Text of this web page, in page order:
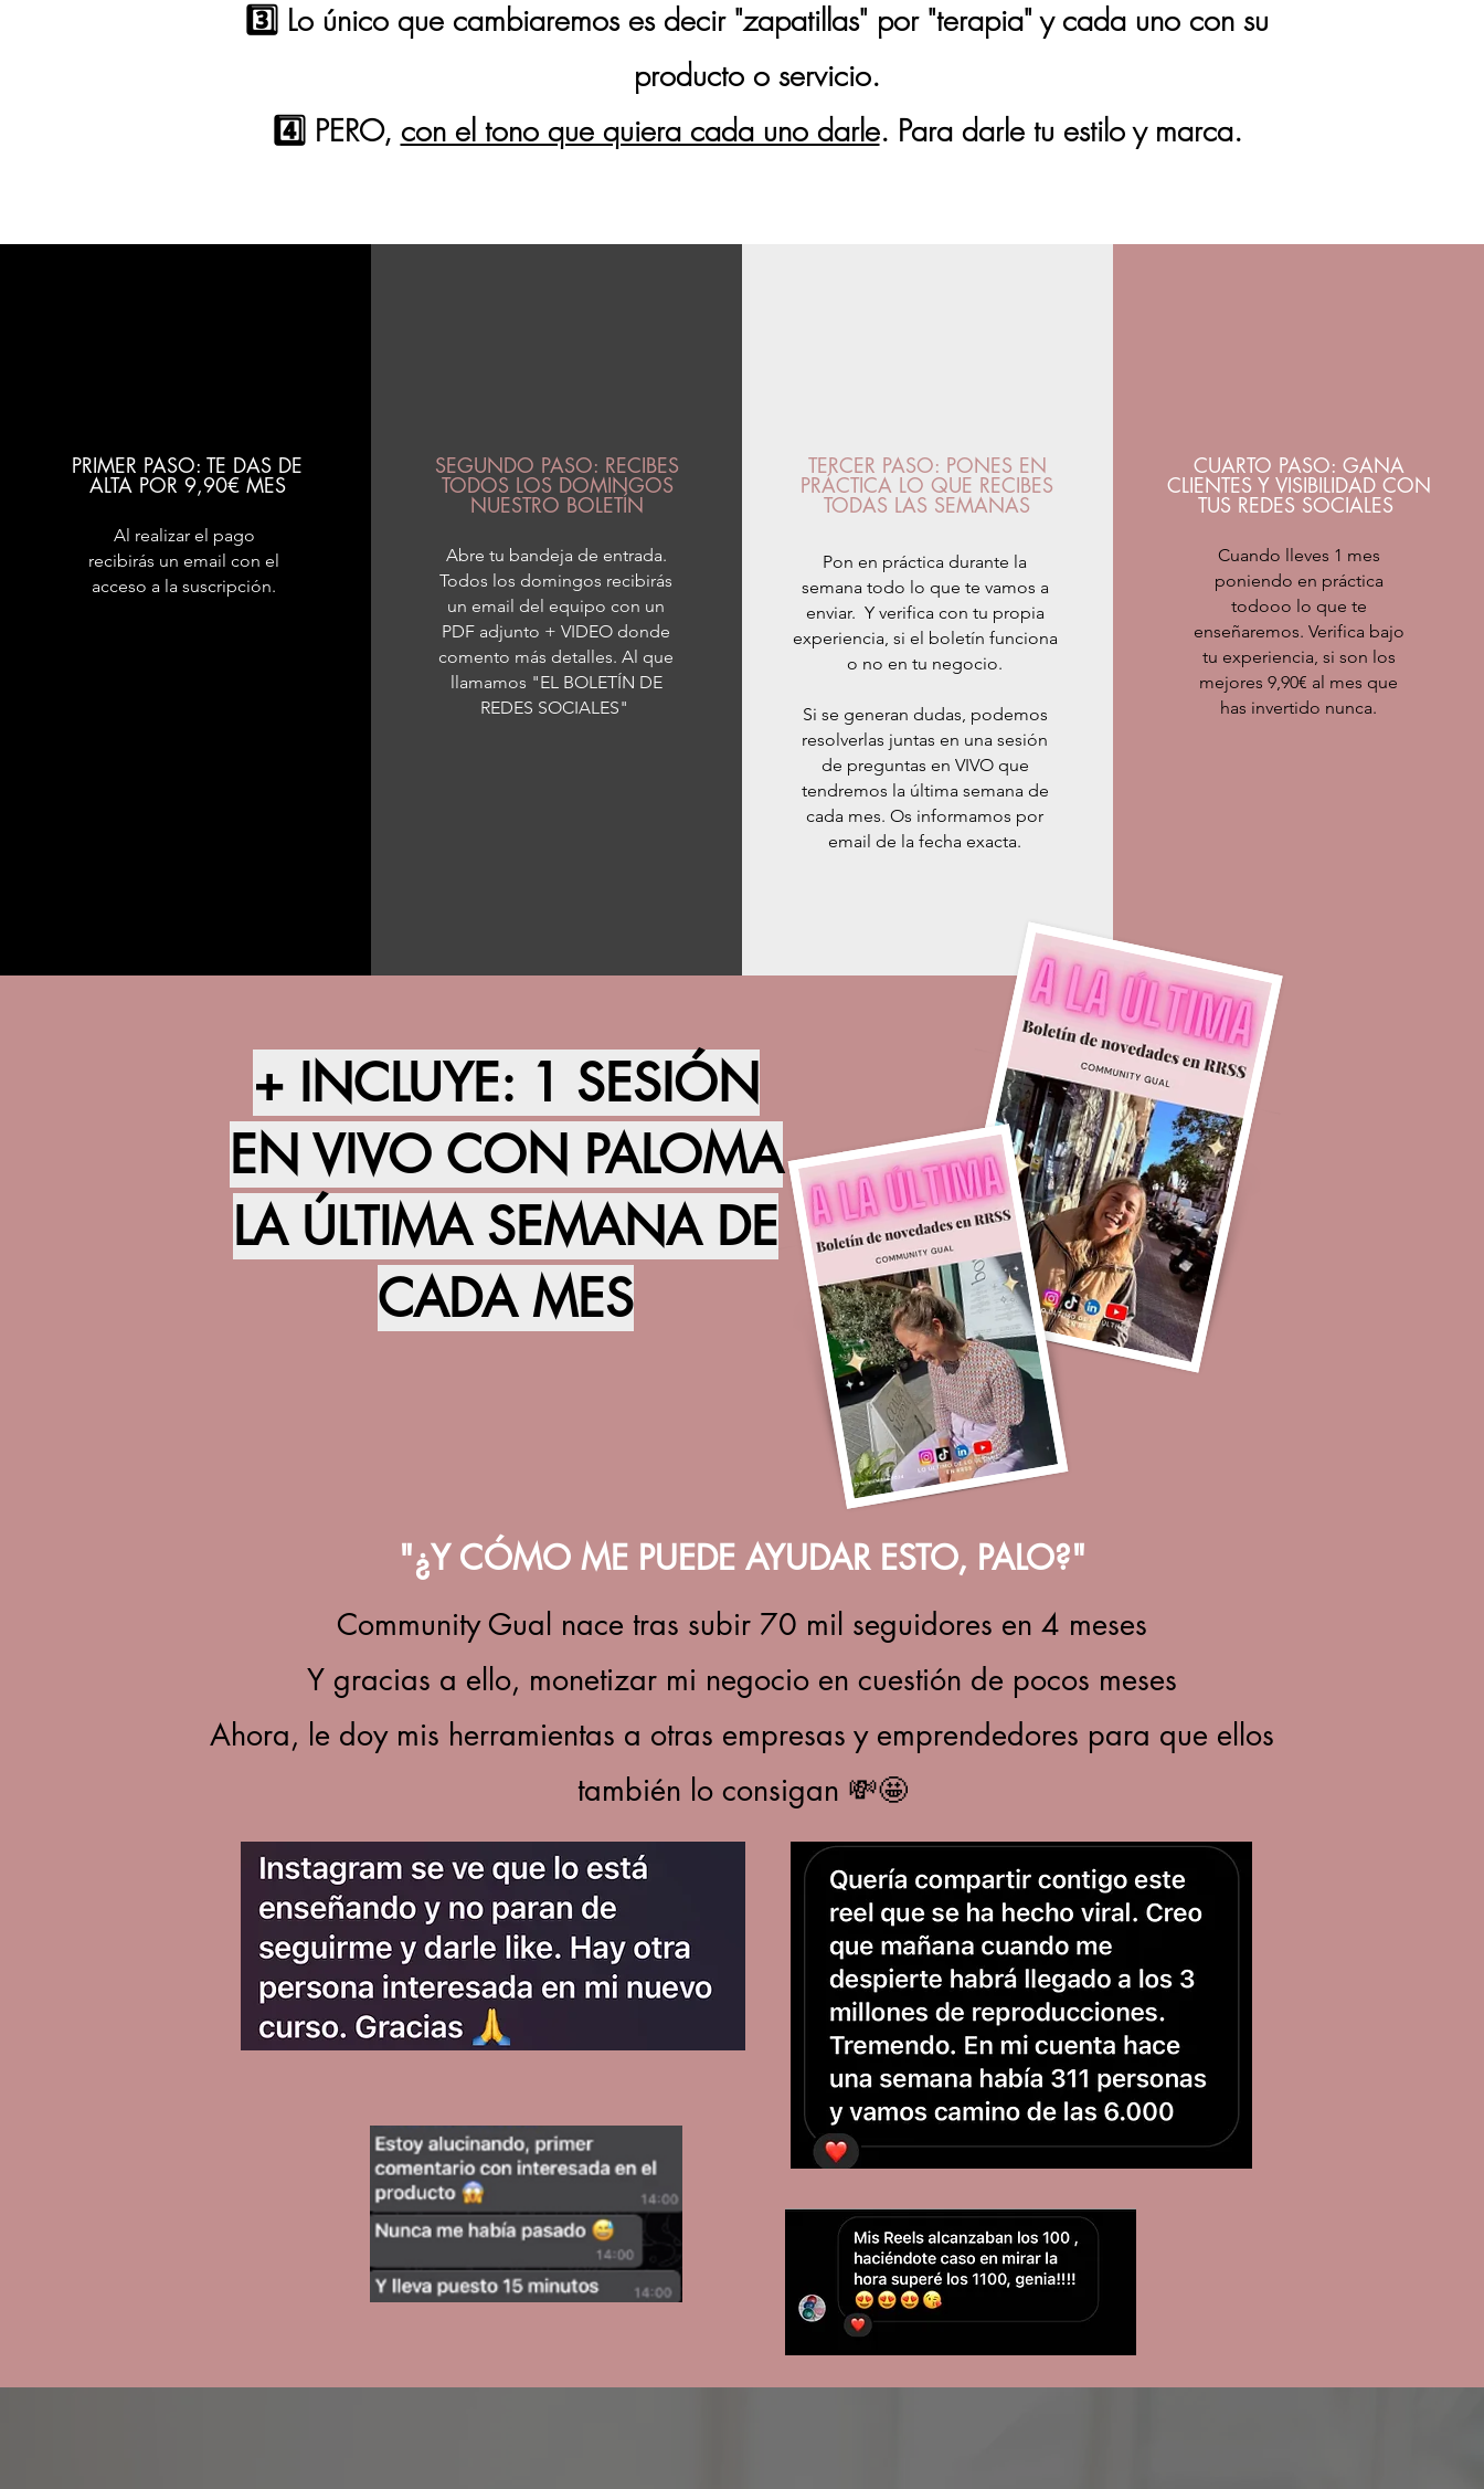
3️⃣ Lo único que cambiaremos es decir "zapatillas" por "terapia" y cada uno con su
producto o servicio.
4️⃣ PERO, con el tono que quiera cada uno darle. Para darle tu estilo y marca.
PRIMER PASO: TE DAS DE
ALTA POR 9,90€ MES
Al realizar el pago
recibirás un email con el
acceso a la suscripción.
SEGUNDO PASO: RECIBES
TODOS LOS DOMINGOS
NUESTRO BOLETÍN
Abre tu bandeja de entrada.
Todos los domingos recibirás
un email del equipo con un
PDF adjunto + VIDEO donde
comento más detalles. Al que
llamamos "EL BOLETÍN DE
REDES SOCIALES"
TERCER PASO: PONES EN
PRÁCTICA LO QUE RECIBES
TODAS LAS SEMANAS
Pon en práctica durante la
semana todo lo que te vamos a
enviar. Y verifica con tu propia
experiencia, si el boletín funciona
o no en tu negocio.
Si se generan dudas, podemos
resolverlas juntas en una sesión
de preguntas en VIVO que
tendremos la última semana de
cada mes. Os informamos por
email de la fecha exacta.
CUARTO PASO: GANA
CLIENTES Y VISIBILIDAD CON
TUS REDES SOCIALES
Cuando lleves 1 mes
poniendo en práctica
todooo lo que te
enseñaremos. Verifica bajo
tu experiencia, si son los
mejores 9,90€ al mes que
has invertido nunca.
+ INCLUYE: 1 SESIÓN
EN VIVO CON PALOMA
LA ÚLTIMA SEMANA DE
CADA MES
"¿Y CÓMO ME PUEDE AYUDAR ESTO, PALO?"
Community Gual nace tras subir 70 mil seguidores en 4 meses
Y gracias a ello, monetizar mi negocio en cuestión de pocos meses
Ahora, le doy mis herramientas a otras empresas y emprendedores para que ellos
también lo consigan 💸🤩